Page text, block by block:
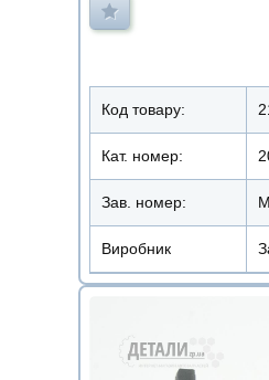
Код товару:
Кат. номер:
Зав. номер:
Виробник